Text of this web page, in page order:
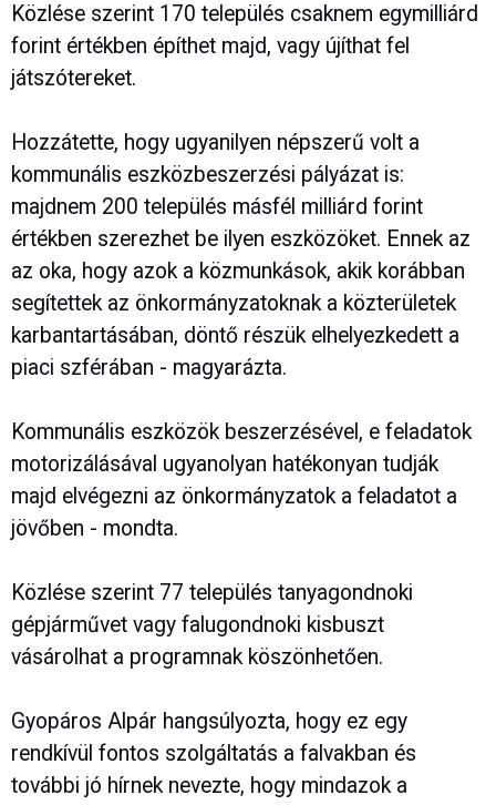
Közlése szerint 170 település csaknem egymilliárd
forint értékben építhet majd, vagy újíthat fel
játszótereket.
Hozzátette, hogy ugyanilyen népszerű volt a
kommunális eszközbeszerzési pályázat is:
majdnem 200 település másfél milliárd forint
értékben szerezhet be ilyen eszközöket. Ennek az
az oka, hogy azok a közmunkások, akik korábban
segítettek az önkormányzatoknak a közterületek
karbantartásában, döntő részük elhelyezkedett a
piaci szférában - magyarázta.
Kommunális eszközök beszerzésével, e feladatok
motorizálásával ugyanolyan hatékonyan tudják
majd elvégezni az önkormányzatok a feladatot a
jövőben - mondta.
Közlése szerint 77 település tanyagondnoki
gépjárművet vagy falugondnoki kisbuszt
vásárolhat a programnak köszönhetően.
Gyopáros Alpár hangsúlyozta, hogy ez egy
rendkívül fontos szolgáltatás a falvakban és
további jó hírnek nevezte, hogy mindazok a